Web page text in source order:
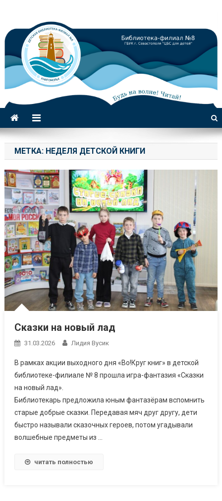
детей
МЕТКА: НЕДЕЛЯ ДЕТСКОЙ КНИГИ
Сказки на новый лад
31.03.2026 Лидия Вусик
В рамках акции выходного дня «Во!Круг книг» в детской
библиотеке-филиале № 8 прошла игра-фантазия «Сказки
на новый лад».
Библиотекарь предложила юным фантазёрам вспомнить
старые добрые сказки. Передавая мяч друг другу, дети
быстро называли сказочных героев, потом угадывали
волшебные предметы из …
читать полностью